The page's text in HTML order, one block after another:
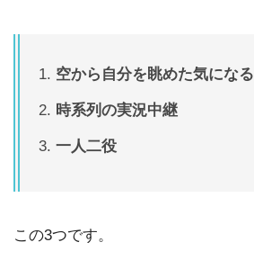
空から自分を眺めた気になる
時系列の実況中継
一人二役
この3つです。